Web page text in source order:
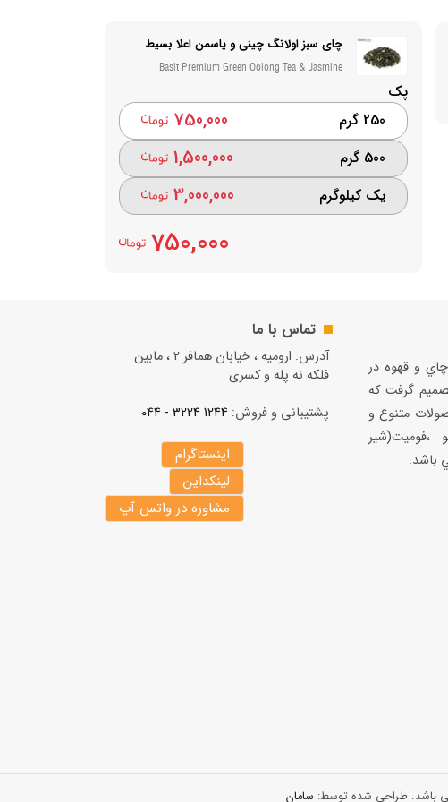
چای سبز اولانگ چینی و یاسمن اعلا بسیط
Basit Premium Green Oolong Tea & Jasmine
پک
250 گرم
750,000
500 گرم 1,500,000
یک کیلوگرم 3,000,000
750,000
چاي و قهوه در
گرفت كه
متنوع و
باشد.
تماس با ما
آدرس: ارومیه ، خیابان همافر 2 ، مابين
فلكه نه پله و کسری
پشتیبانی و فروش: 1244 3224 - 044
اینستاگرام
لینکداین
مشاوره در واتس آپ
باشد. طراحی شده توسط: سامان